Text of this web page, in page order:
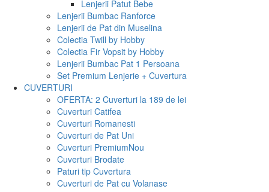
Lenjerii Patut Bebe
Lenjerii Bumbac Ranforce
Lenjerii de Pat din Muselina
Colectia Twill by Hobby
Colectia Fir Vopsit by Hobby
Lenjerii Bumbac Pat 1 Persoana
Set Premium Lenjerie + Cuvertura
CUVERTURI
OFERTA: 2 Cuverturi la 189 de lei
Cuverturi Catifea
Cuverturi Romanesti
Cuverturi de Pat Uni
Cuverturi PremiumNou
Cuverturi Brodate
Paturi tip Cuvertura
Cuverturi de Pat cu Volanase